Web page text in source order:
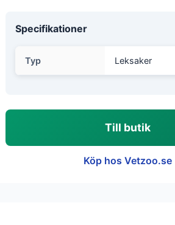
Specifikationer
Typ Leksaker
Till butik
Köp hos Vetzoo.se